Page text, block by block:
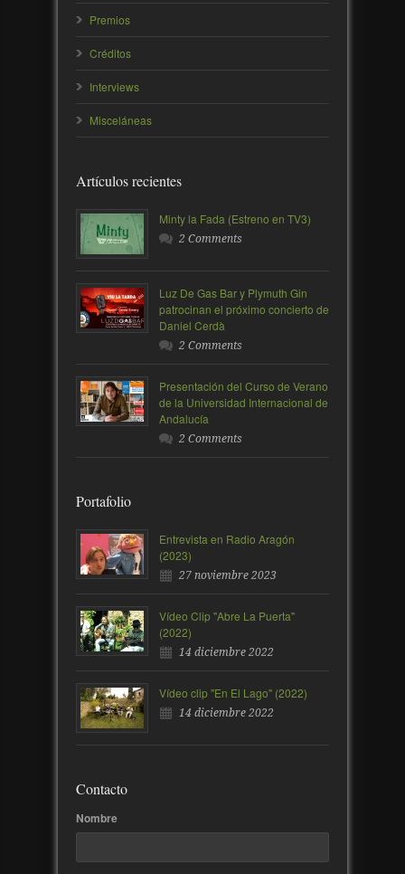
Premios
Créditos
Interviews
Misceláneas
Artículos recientes
Minty la Fada (Estreno en TV3)
2 Comments
Luz De Gas Bar y Plymuth Gin
patrocinan el próximo concierto de
Daniel Cerdà
2 Comments
Presentación del Curso de Verano
de la Universidad Internacional de
Andalucía
2 Comments
Portafolio
Entrevista en Radio Aragón
(2023)
27 noviembre 2023
Vídeo Clip "Abre La Puerta"
(2022)
14 diciembre 2022
Vídeo clip "En El Lago" (2022)
14 diciembre 2022
Contacto
Nombre